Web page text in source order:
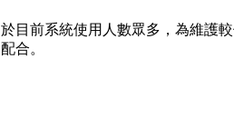
目前系統使用人數眾多，為維護
合。